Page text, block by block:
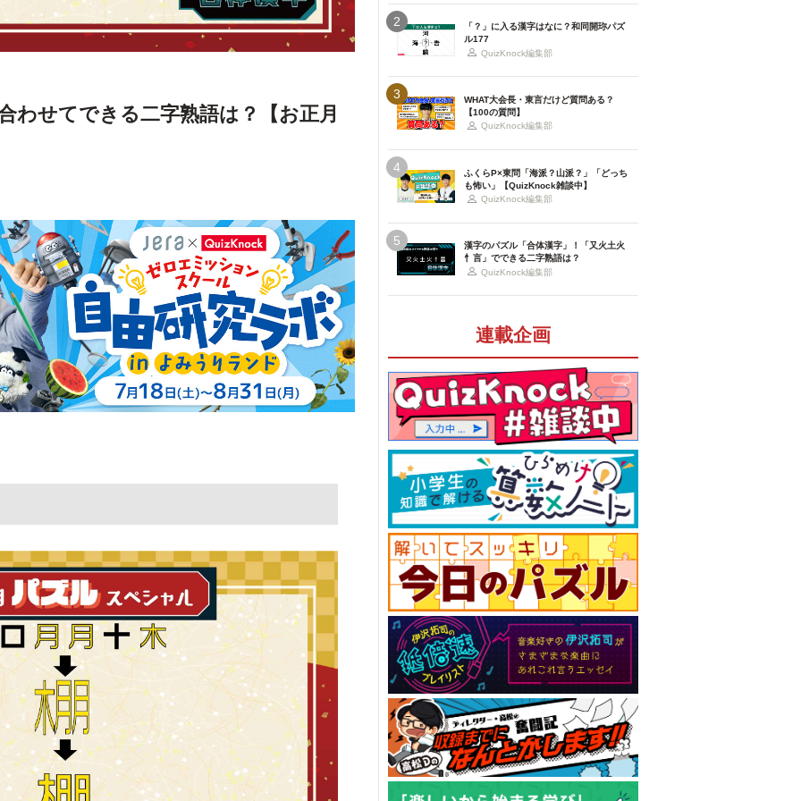
わせてできる二字熟語は？【お正月
2
「？」に入る漢字はなに？和同開珎パズ
ル177
QuizKnock編集部
3
WHAT大会長・東言だけど質問ある？
【100の質問】
QuizKnock編集部
4
ふくらP×東問「海派？山派？」「どっち
も怖い」【QuizKnock雑談中】
QuizKnock編集部
5
漢字のパズル「合体漢字」！「又火土火
忄言」でできる二字熟語は？
QuizKnock編集部
連載企画